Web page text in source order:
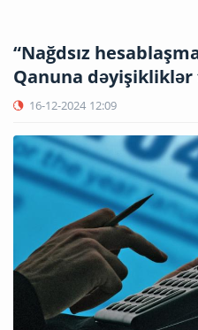
“Nağdsız
Qanuna
16-12-2024 12:09